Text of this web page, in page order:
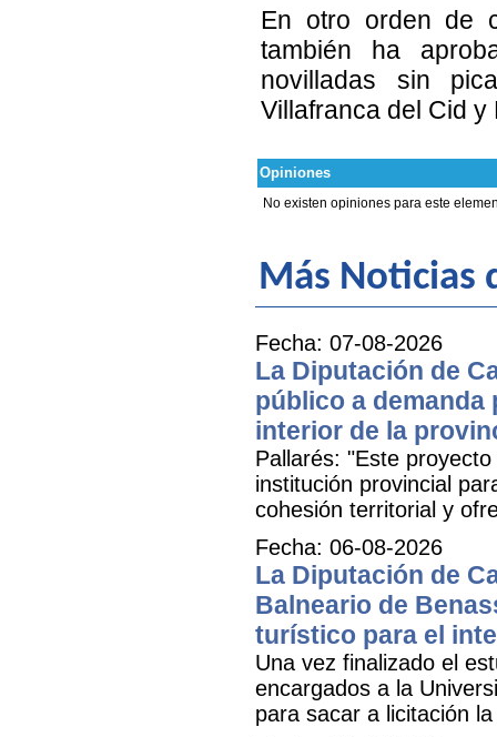
En otro orden de
también ha
novilladas sin
Villafranca del Cid
Opiniones
No existen opiniones para este
Más Noticias
Fecha: 07-08-2026
La Diputación de
público a demanda
interior de la
Pallarés: "Este
institución provincial
cohesión territorial y
Fecha: 06-08-2026
La Diputación de
Balneario de
turístico para el
Una vez finalizado el
encargados a la
para sacar a licitación